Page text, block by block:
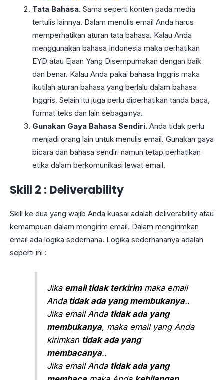
Tata Bahasa. Sama seperti konten pada media
tertulis lainnya. Dalam menulis email Anda harus
memperhatikan aturan tata bahasa. Kalau Anda
menggunakan bahasa Indonesia maka perhatikan
EYD atau Ejaan Yang Disempurnakan dengan baik
dan benar. Kalau Anda pakai bahasa Inggris maka
ikutilah aturan bahasa yang berlalu dalam bahasa
Inggris. Selain itu juga perlu diperhatikan tanda baca,
format teks dan lain sebagainya.
Gunakan Gaya Bahasa Sendiri. Anda tidak perlu
menjadi orang lain untuk menulis email. Gunakan gaya
bicara dan bahasa sendiri namun tetap perhatikan
etika dalam berkomunikasi lewat email.
Skill 2 : Deliverability
Skill ke dua yang wajib Anda kuasai adalah deliverability atau
kemampuan dalam mengirim email. Dalam mengirimkan
email ada logika sederhana. Logika sederhananya adalah
seperti ini :
Jika email tidak terkirimmaka email
Andatidak ada yang membukanya..
Jika email Anda tidak ada yang
membukanya, maka email yang Anda
kirimkan tidak ada yang
membacanya..
Jika email Anda tidak ada yang